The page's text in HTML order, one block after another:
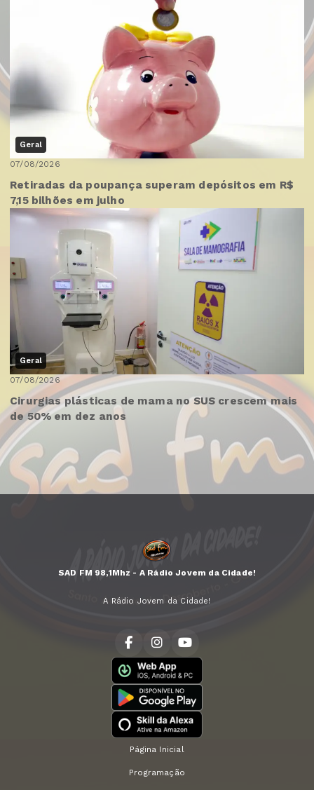
Geral
07/08/2026
Retiradas da poupança superam depósitos em R$
7,15 bilhões em julho
Geral
07/08/2026
Cirurgias plásticas de mama no SUS crescem mais
de 50% em dez anos
SAD FM 98,1Mhz - A Rádio Jovem da Cidade!
A Rádio Jovem da Cidade!
Página Inicial
Programação